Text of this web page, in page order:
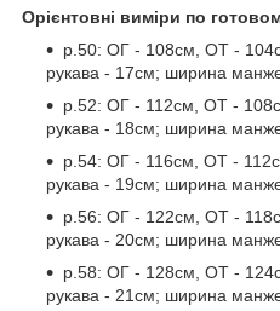
Орієнтовні виміри по
р.50: ОГ - 108см, ОТ -
рукава - 17см; ширина
р.52: ОГ - 112см, ОТ -
рукава - 18см; ширина
р.54: ОГ - 116см, ОТ -
рукава - 19см; ширина
р.56: ОГ - 122см, ОТ -
рукава - 20см; ширина
р.58: ОГ - 128см, ОТ -
рукава - 21см; ширина